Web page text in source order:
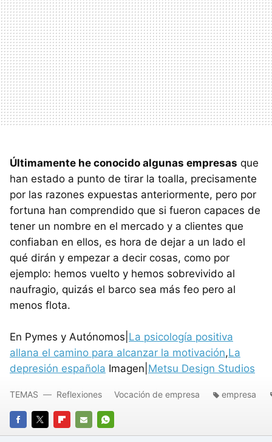
Últimamente he conocido algunas empresas que
han estado a punto de tirar la toalla, precisamente
por las razones expuestas anteriormente, pero por
fortuna han comprendido que si fueron capaces de
tener un nombre en el mercado y a clientes que
confiaban en ellos, es hora de dejar a un lado el
qué dirán y empezar a decir cosas, como por
ejemplo: hemos vuelto y hemos sobrevivido al
naufragio, quizás el barco sea más feo pero al
menos flota.
En Pymes y Autónomos| La psicología positiva
allana el camino para alcanzar la motivación,La
depresión española Imagen| Metsu Design Studios
FACEBOOK
TWITTERFLIPBOARD
E-
WHATSAPP
TEMAS Reflexiones Vocación de empresa empresa